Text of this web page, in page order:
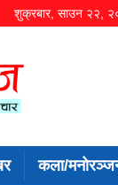
शुक्रबार, साउन २२,
कला/